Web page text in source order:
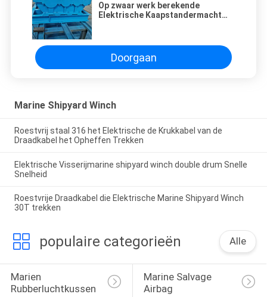
Op zwaar werk berekende
Elektrische Kaapstandermacht
Doorgaan
Marine Shipyard Winch
Roestvrij staal 316 het Elektrische de Krukkabel van de
Draadkabel het Opheffen Trekken
Elektrische Visserijmarine shipyard winch double drum Snelle
Snelheid
Roestvrije Draadkabel die Elektrische Marine Shipyard Winch
30T trekken
populaire categorieën Alle
Marien
Rubberluchtkussen
Marine Salvage
Airbag